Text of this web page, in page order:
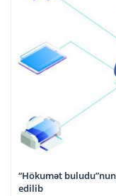
“Hökumət
edilib